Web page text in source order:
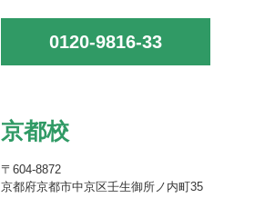
0120-9816-33
京都校
〒604-8872
京都府京都市中京区壬生御所ノ内町35